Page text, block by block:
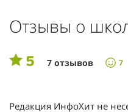
Отзывы о
5 7 отзывов 7
Редакция ИнфоХит не